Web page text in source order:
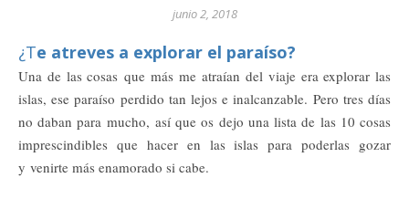
junio 2, 2018
¿Te atreves a explorar el paraíso?
Una de las cosas que más me atraían del viaje era explorar las
islas, ese paraíso perdido tan lejos e inalcanzable. Pero tres días
no daban para mucho, así que os dejo una lista de las 10 cosas
imprescindibles que hacer en las islas para poderlas gozar
y venirte más enamorado si cabe.